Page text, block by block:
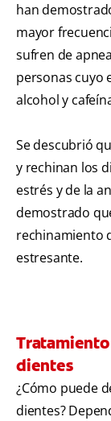
han
mayor
sufren de
personas cuyo
alcohol y
Se descubrió
y rechinan los
estrés y de la
demostrado
rechinamiento
estresante.
dientes
¿Cómo puede
dientes?